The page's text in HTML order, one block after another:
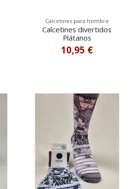
Calcetines para hombre
Calcetines divertidos
Plátanos
10,95 €